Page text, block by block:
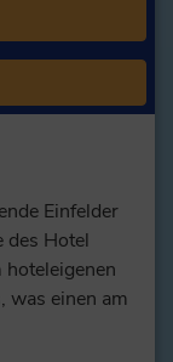
Einfelder
des Hotel
was einen am